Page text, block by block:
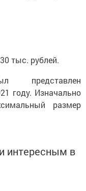
тыс. рублей.
представлен
году. Изначально
размер
интересным в